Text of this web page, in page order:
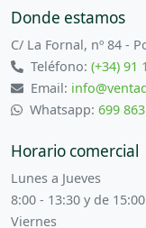
Donde estamos
C/ La Fornal, nº 84 -
Teléfono:(+34) 91
Email:
Whatsapp: 699
Horario comercial
Lunes a Jueves
8:00 - 13:30 y de
Viernes